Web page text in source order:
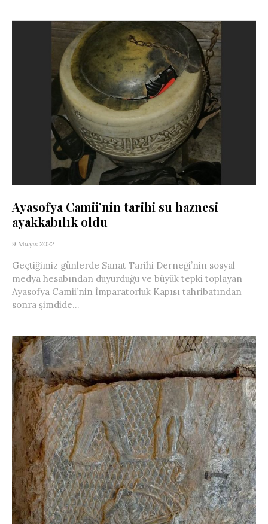
Ayasofya Camii’nin tarihi su haznesi
ayakkabılık oldu
9 Mayıs 2022
Geçtiğimiz günlerde Sanat Tarihi Derneği’nin sosyal
medya hesabından duyurduğu ve büyük tepki toplayan
Ayasofya Camii’nin İmparatorluk Kapısı tahribatından
sonra şimdide...